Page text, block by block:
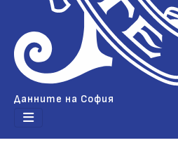
Данните на София